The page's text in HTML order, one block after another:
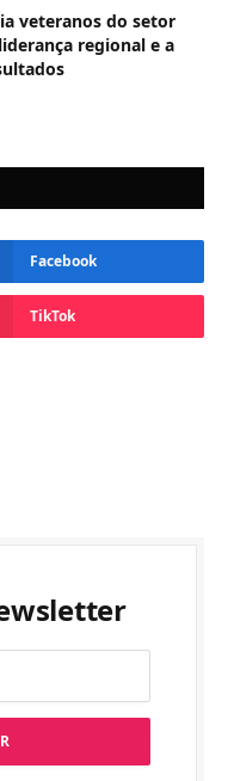
veteranos do setor
regional e a
Facebook
TikTok